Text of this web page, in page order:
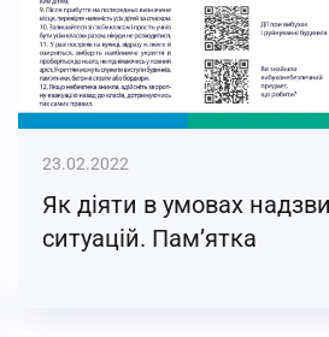
23.02.2022
Як діяти в умовах
ситуацій. Пам’ятка